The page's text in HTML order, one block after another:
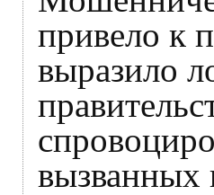
привело к
выразило
вызванных